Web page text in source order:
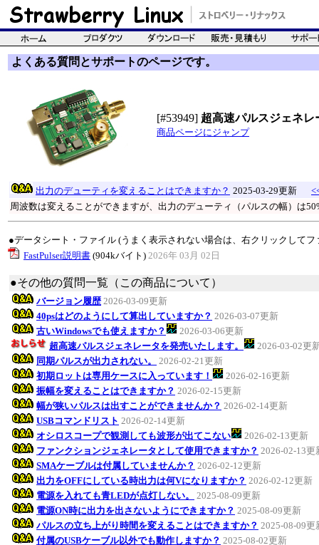
よくある質問とサポートのページです。
[#53949] 超高速パルスジェネレ
商品ページにジャンプ
出力のデューティを変えることはできますか？ 2025-03-29更新
周波数は変えることができますが、出力のデューティ（パルスの幅）は
●データシート・ファイル (うまく表示されない場合は、右クリックして
FastPulser説明書 (904kバイト) 2026年 03月 02日
●その他の質問一覧（この商品について）
バージョン履歴 2026-03-09更新
40psはどのようにして算出していますか？ 2026-03-07更新
古いWindowsでも使えますか？
2026-03-06更新
超高速パルスジェネレータを発売いたします。
2026-03-02更
同期パルスが出力されない。
2026-02-21更新
初期ロットは専用ケースに入っています！
2026-02-16更新
振幅を変えることはできますか？ 2026-02-15更新
幅が狭いパルスは出すことができませんか？ 2026-02-14更新
USBコマンドリスト 2026-02-14更新
オシロスコープで観測しても波形が出てこない
2026-02-13更新
ファンクションジェネレータとして使用できますか？ 2026-02-13更
SMAケーブルは付属していませんか？ 2026-02-12更新
出力をOFFにしている時出力は何Vになりますか？ 2026-02-12更新
電源を入れても青LEDが点灯しない。
2025-08-09更新
電源ON時に出力を出さないようにできますか？ 2025-08-09更新
パルスの立ち上がり時間を変えることはできますか？ 2025-08-09更
付属のUSBケーブル以外でも動作しますか？ 2025-08-02更新